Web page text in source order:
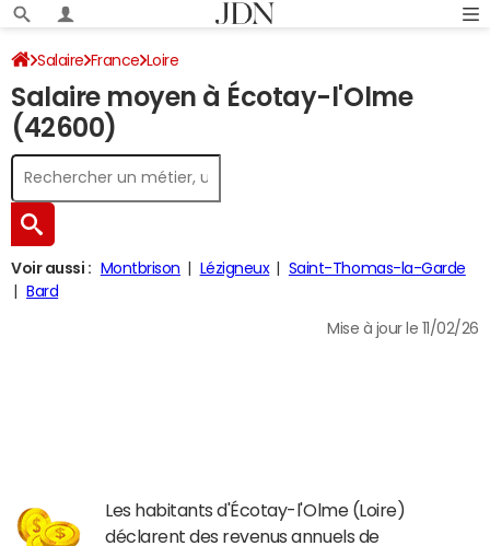
Salaire France Loire
Salaire moyen à Écotay-l'Olme
(42600)
Voir aussi : Montbrison Lézigneux
Saint-Thomas-la-Garde
Bard
Mise à jour le 11/02/26
Les habitants d'Écotay-l'Olme (Loire)
déclarent des revenus annuels de